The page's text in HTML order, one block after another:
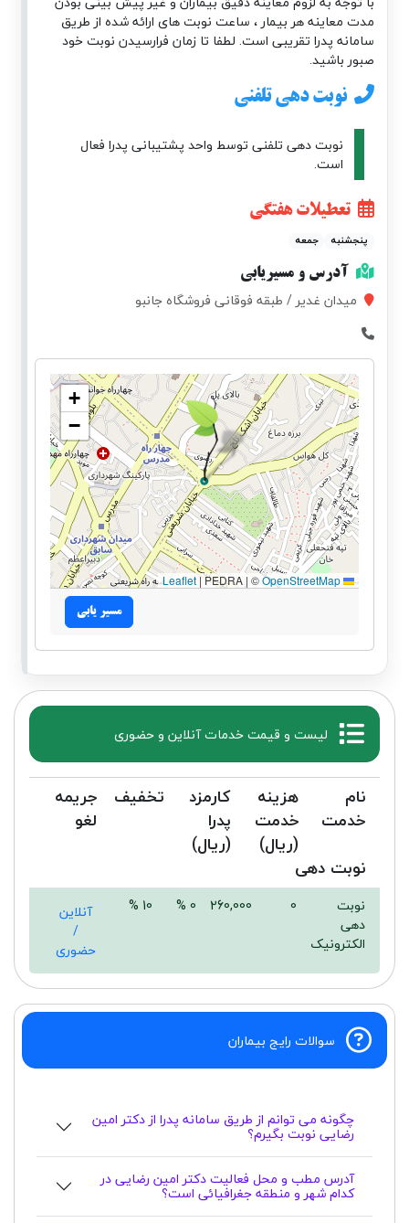
مدت معاینه هر بیمار ، ساعت نوبت های ارائه شده از طریق
سامانه پدرا تقریبی است. لطفا تا زمان فرارسیدن نوبت خود
صبور باشید.
نوبت دهی تلفنی
نوبت دهی تلفنی توسط واحد پشتیبانی پدرا فعال
است.
تعطیلات هفتگی
پنجشنبه جمعه
آدرس و مسیریابی
میدان غدیر / طبقه فوقانی فروشگاه جانبو
+
−
|PEDRA | ©OpenStreetMap
مسیر یابی
لیست و قیمت خدمات آنلاین و حضوری
نام
خدمت
هزینه
خدمت
(ریال)
کارمزد
پدرا
(ریال)
تخفیف
جریمه
لغو
نوبت دهی
نوبت
دهی
الکترونیک
0
260,000
0 %
10 %
آنلاین
/
حضوری
سوالات رایج بیماران
چگونه می توانم از طریق سامانه پدرا از دکتر امین
رضایی نوبت بگیرم؟
آدرس مطب و محل فعالیت دکتر امین رضایی در
کدام شهر و منطقه جغرافیائی است؟